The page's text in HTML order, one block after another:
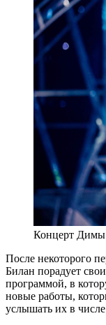
Концерт Димы
После некоторого
Билан порадует
программой, в
новые работы,
услышать их в